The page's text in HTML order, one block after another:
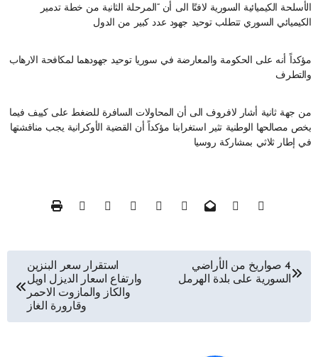
الأسلحة الكيميائية السورية لافتًا الى أن “المرحلة الثانية من خطة تدمير
الكيميائي السوري تتطلب توحيد جهود عدد كبير من الدول
مؤكداً أنه على الحكومة والمعارضة في سوريا توحيد جهودهما لمكافحة الارهاب
والتطرف
من جهة ثانية أشار لافروف الى أن المحاولات السافرة للضغط على كييف فيما
يخص مصالحها الوطنية تثير استغرابنا مؤكداً أن القضية الأوكرانية يجب مناقشتها
في إطار ثلاثي بمشاركة روسيا
تصفّح
4 صواريخ من الأراضي
السورية على بلدة الهرمل
استقرار سعر البنزين
وارتفاع اسعار الديزل اويل
والكاز والمازوت الاحمر
وقارورة الغاز